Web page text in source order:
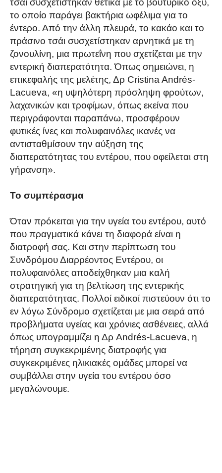
τσάι συσχετίστηκαν θετικά με το βουτυρικό οξύ,
το οποίο παράγει βακτήρια ωφέλιμα για το
έντερο. Από την άλλη πλευρά, το κακάο και το
πράσινο τσάι συσχετίστηκαν αρνητικά με τη
ζονουλίνη, μια πρωτεΐνη που σχετίζεται με την
εντερική διαπερατότητα. Όπως σημειώνει, η
επικεφαλής της μελέτης, Δρ Cristina Andrés-
Lacueva, «η υψηλότερη πρόσληψη φρούτων,
λαχανικών και τροφίμων, όπως εκείνα που
περιγράφονται παραπάνω, προσφέρουν
φυτικές ίνες και πολυφαινόλες ικανές να
αντισταθμίσουν την αύξηση της
διαπερατότητας του εντέρου, που οφείλεται στη
γήρανση».
Το συμπέρασμα
Όταν πρόκειται για την υγεία του εντέρου, αυτό
που πραγματικά κάνει τη διαφορά είναι η
διατροφή σας. Και στην περίπτωση του
Συνδρόμου Διαρρέοντος Εντέρου, οι
πολυφαινόλες αποδείχθηκαν μια καλή
στρατηγική για τη βελτίωση της εντερικής
διαπερατότητας. Πολλοί ειδικοί πιστεύουν ότι το
εν λόγω Σύνδρομο σχετίζεται με μια σειρά από
προβλήματα υγείας και χρόνιες ασθένειες, αλλά
όπως υπογραμμίζει η Δρ Andrés-Lacueva, η
τήρηση συγκεκριμένης διατροφής για
συγκεκριμένες ηλικιακές ομάδες μπορεί να
συμβάλλει στην υγεία του εντέρου όσο
μεγαλώνουμε.